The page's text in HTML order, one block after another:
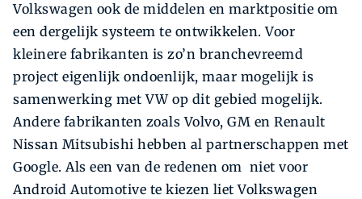
Volkswagen ook de middelen en marktpositie om
een dergelijk systeem te ontwikkelen. Voor
kleinere fabrikanten is zo’n branchevreemd
project eigenlijk ondoenlijk, maar mogelijk is
samenwerking met VW op dit gebied mogelijk.
Andere fabrikanten zoals Volvo, GM en Renault
Nissan Mitsubishi hebben al partnerschappen met
Google. Als een van de redenen om niet voor
Android Automotive te kiezen liet Volkswagen